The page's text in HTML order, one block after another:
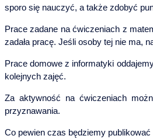
sporo się nauczyć, a także zdobyć
Prace zadane na ćwiczeniach z
zadała pracę. Jeśli osoby tej nie ma,
Prace domowe z informatyki
kolejnych zajęć.
Za aktywność na ćwiczeniach
przyznawania.
Co pewien czas będziemy